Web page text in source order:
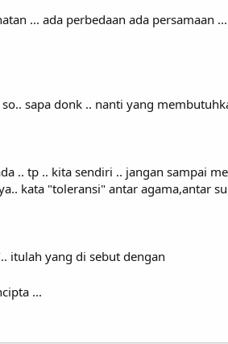
... ada perbedaan ada persamaan
sapa donk .. nanti yang
.. tp .. kita sendiri .. jangan sampai
kata "toleransi" antar agama,antar
itulah yang di sebut dengan
...